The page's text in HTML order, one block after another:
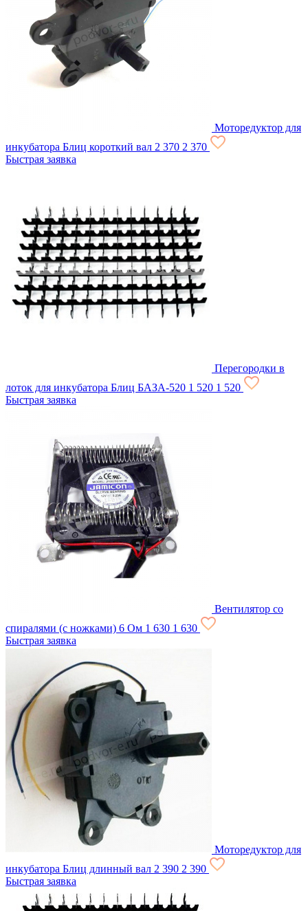
Моторедуктор для
инкубатора Блиц короткий вал 2 370 2 370
Быстрая заявка
Перегородки в
лоток для инкубатора Блиц БАЗА-520 1 520 1 520
Быстрая заявка
Вентилятор со
спиралями (с ножками) 6 Ом 1 630 1 630
Быстрая заявка
Моторедуктор для
инкубатора Блиц длинный вал 2 390 2 390
Быстрая заявка